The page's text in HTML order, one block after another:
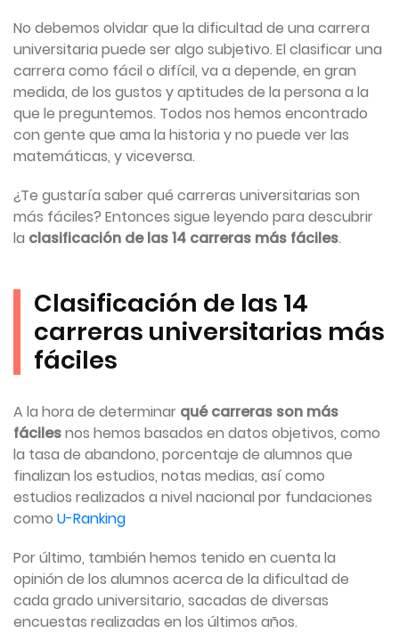
No debemos olvidar que la dificultad de una carrera
universitaria puede ser algo subjetivo. El clasificar una
carrera como fácil o difícil, va a depende, en gran
medida, de los gustos y aptitudes de la persona a la
que le preguntemos. Todos nos hemos encontrado
con gente que ama la historia y no puede ver las
matemáticas, y viceversa.
¿Te gustaría saber qué carreras universitarias son
más fáciles? Entonces sigue leyendo para descubrir
la clasificación de las 14 carreras más fáciles.
Clasificación de las 14
carreras universitarias más
fáciles
A la hora de determinar qué carreras son más
fácilesnos hemos basados en datos objetivos, como
la tasa de abandono, porcentaje de alumnos que
finalizan los estudios, notas medias, así como
estudios realizados a nivel nacional por fundaciones
como U-Ranking
Por último, también hemos tenido en cuenta la
opinión de los alumnos acerca de la dificultad de
cada grado universitario, sacadas de diversas
encuestas realizadas en los últimos años.